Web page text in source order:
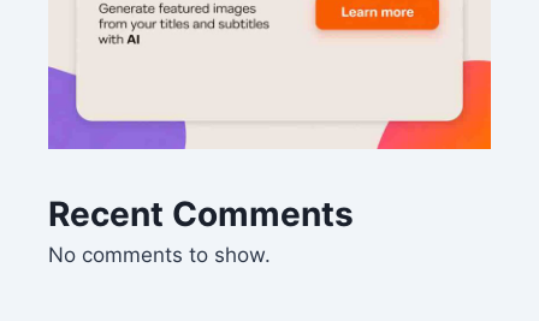
Recent Comments
No comments to show.